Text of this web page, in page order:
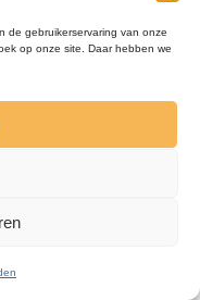
de gebruikerservaring van onze
op onze site. Daar hebben we